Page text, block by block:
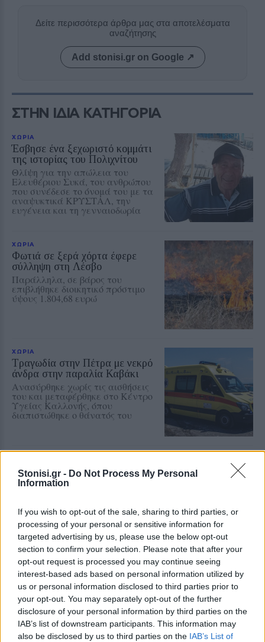
Stonisi.gr - Do Not Process My Personal
Information
If you wish to opt-out of the sale, sharing to third parties, or
processing of your personal or sensitive information for
targeted advertising by us, please use the below opt-out
section to confirm your selection. Please note that after your
opt-out request is processed you may continue seeing
interest-based ads based on personal information utilized by
us or personal information disclosed to third parties prior to
your opt-out. You may separately opt-out of the further
disclosure of your personal information by third parties on the
IAB’s list of downstream participants. This information may
also be disclosed by us to third parties on the IAB’s List of
Δείτε περισσότερα άρθρα μας στα αποτελέσματα
αναζήτησης
Add stonisi.gr on Google ↗
ΣΤΗΝ ΙΔΙΑ ΚΑΤΗΓΟΡΙΑ
ΧΩΡΙΑ
Έσβησε ένα ξεχωριστό κομμάτι
της ιστορίας του Πολιχνίτου
Θλίψη για την απώλεια του
Ελευθέριου Συκά, του ανθρώπου
που συνέδεσε το όνομά του με τα
αναψυκτικά ΚΡΥΣΤΑΛ, την
ευγένεια και τη γενναιοδωρία
ΧΩΡΙΑ
Φωτιά σε ξερά χόρτα έφερε
σύλληψη στη Λέσβο
Παράλληλα, σε βάρος του
επιβλήθηκε διοικητικό πρόστιμο
ύψους 1.804,68 ευρώ
ΧΩΡΙΑ
Τραγωδία στην Πέτρα με νεκρό
άνδρα στην παραλία Καβάκι
Ανασύρθηκε χωρίς τις αισθήσεις
του και μεταφέρθηκε στο Κέντρο
Υγείας Καλλονής, όπου
διαπιστώθηκε ο θάνατός του
Η Θερμή γιόρτασε τους
γευστικούς θησαυρούς της
επίκεντρο της γιορτής που
πραγματοποιήθηκε στο Δημοτικό
Σχολείο της Θερμής, στο πλαίσιο
του Taste Lesvos και του Λεσβιακού
Καλοκαιριού
ΠΟΛΙΤΙΚΗ
Στη Θεσσαλονίκη τα
αποκαλυπτήρια του οικονομικού
προγράμματος της ΕΛ.Α.Σ.
Ο Αλέξης Τσίπρας παρουσιάζει
στις αρχές Σεπτεμβρίου το